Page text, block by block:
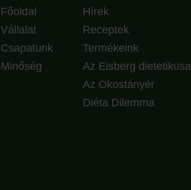
Főoldal
Vállalat
Csapatunk
Minőség
Hírek
Receptek
Termékeink
Az Eisberg dietetikusa
Az Okostányér
Diéta Dilemma